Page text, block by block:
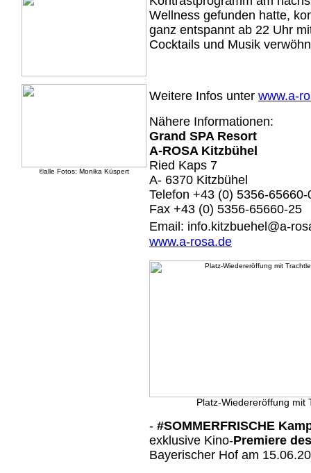
©alle Fotos: Monika Küspert
Wellness gefunden hatte,
ganz entspannt ab 22 Uhr
Cocktails und Musik
Weitere Infos unter www.a-
Nähere Informationen:
Grand SPA Resort
A-ROSA Kitzbühel
Ried Kaps 7
A- 6370 Kitzbühel
Telefon +43 (0) 5356-65660-
Fax +43 (0) 5356-65660-25
Email: info.kitzbuehel@a-
www.a-rosa.de
Platz-Wiedereröffung mit
- #SOMMERFRISCHE
exklusive Kino-Premiere
Bayerischer Hof am